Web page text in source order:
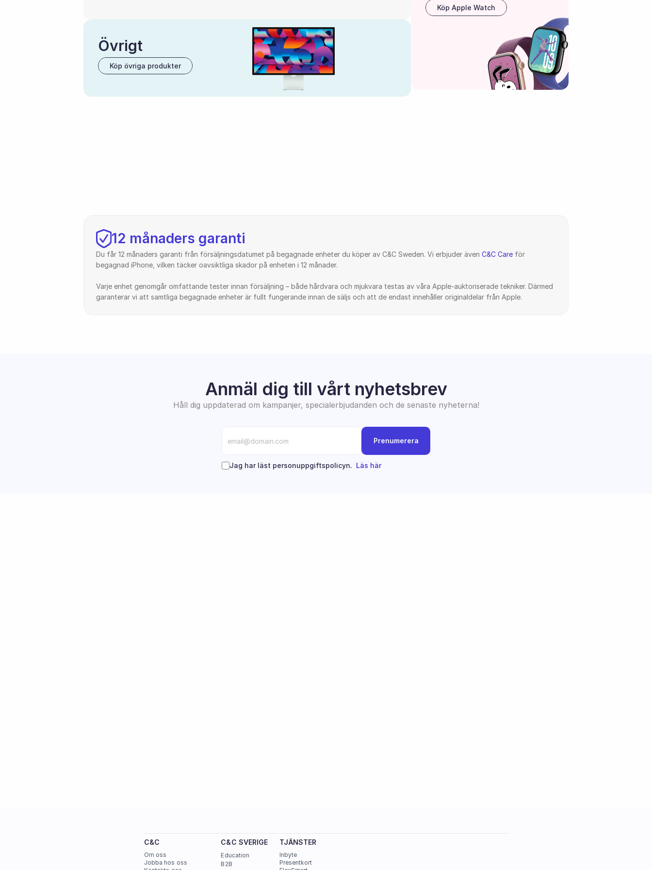
Övrigt
Köp övriga produkter
Köp Apple Watch
12 månaders garanti
Du får 12 månaders garanti från försäljningsdatumet på begagnade enheter du köper av C&C Sweden. Vi erbjuder även C&C Care för
begagnad iPhone, vilken täcker oavsiktliga skador på enheten i 12 månader.
Varje enhet genomgår omfattande tester innan försäljning – både hårdvara och mjukvara testas av våra Apple-auktoriserade tekniker. Därmed
garanterar vi att samtliga begagnade enheter är fullt fungerande innan de säljs och att de endast innehåller originaldelar från Apple.
Anmäl dig till vårt nyhetsbrev
Håll dig uppdaterad om kampanjer, specialerbjudanden och de senaste nyheterna!
Prenumerera
Jag har läst personuppgiftspolicyn. Läs här
C&C
Om oss
Jobba hos oss
C&C SVERIGE
Education
B2B
TJÄNSTER
Inbyte
Presentkort